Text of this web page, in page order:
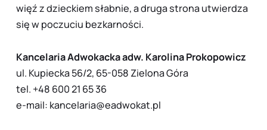
więź z dzieckiem słabnie, a druga strona utwierdza
się w poczuciu bezkarności.
Kancelaria Adwokacka adw. Karolina Prokopowicz
ul. Kupiecka 56/2, 65-058 Zielona Góra
tel. +48 600 21 65 36
e-mail: kancelaria@eadwokat.pl